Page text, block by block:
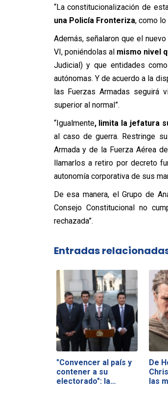
“La constitucionalización de
una Policía Fronteriza, como
Además, señalaron que el
VI, poniéndolas almismo nivel
Judicial) y que entidades
autónomas. Y de acuerdo a la
las Fuerzas Armadas seguirá
superior al normal”.
“Igualmente, limita la jefatura
al caso de guerra. Restringe
Armada y de la Fuerza Aérea
llamarlos a retiro por decreto
autonomía corporativa de sus
De esa manera, el Grupo de
Consejo Constitucional no
rechazada”.
Entradas
"Convencer al país y
contener a su
electorado": la…
De
las